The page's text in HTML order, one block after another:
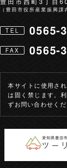
（豊田市役所産業振興課
TEL 0565-
FAX 0565-
本サイトに使用さ
は固く禁じます。
ずお問い合わせくだ